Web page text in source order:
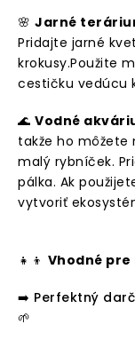
🌸 Jarné
Pridajte jarné
krokusy.Použite
cestičku vedúcu
🌊 Vodné
takže ho
malý rybníček.
pálka. Ak
vytvoriť
👧👦 Vhodné
➡️ Perfektný
🌱